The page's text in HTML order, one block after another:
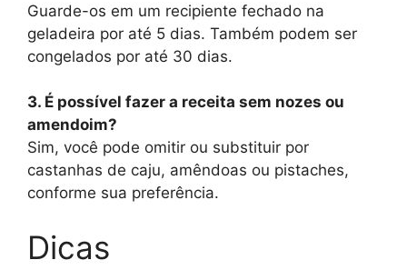
Guarde-os em um recipiente fechado na
geladeira por até 5 dias. Também podem ser
congelados por até 30 dias.
3. É possível fazer a receita sem nozes ou
amendoim?
Sim, você pode omitir ou substituir por
castanhas de caju, amêndoas ou pistaches,
conforme sua preferência.
Dicas